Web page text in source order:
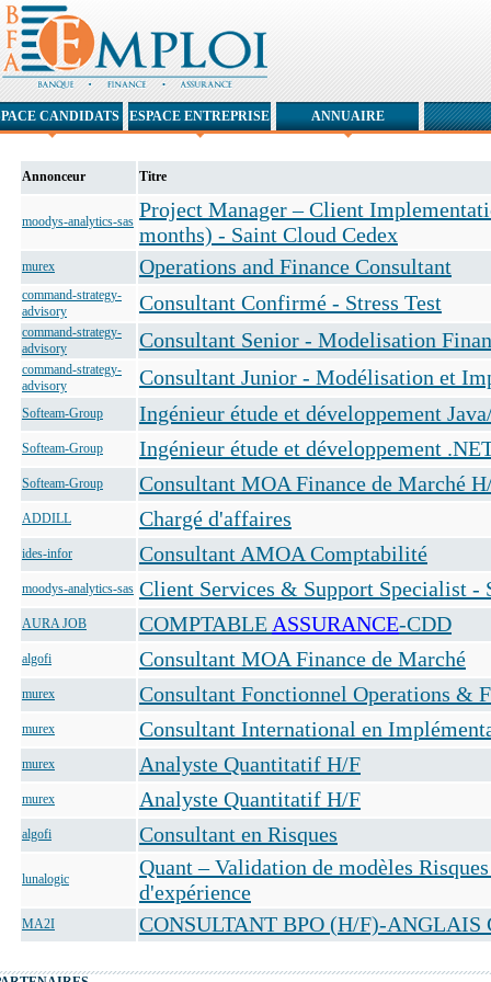
Annonceur Titre
moodys-analytics-sas Project Manager – Client
months) - Saint Cloud Cedex
murex Operations and Finance Consultant
command-strategy-
advisory
Consultant Confirmé - Stress Test
command-strategy-
advisory
Consultant Senior - Modelisation
command-strategy-
advisory
Consultant Junior - Modélisation et
Softeam-Group Ingénieur étude et développement
Softeam-Group Ingénieur étude et développement
Softeam-Group Consultant MOA Finance de Marché
ADDILL Chargé d'affaires
ides-infor Consultant AMOA Comptabilité
moodys-analytics-sas Client Services & Support Specialist -
AURA JOB COMPTABLE ASSURANCE-CDD
algofi Consultant MOA Finance de Marché
murex Consultant Fonctionnel Operations &
murex Consultant International en
murex Analyste Quantitatif H/F
murex Analyste Quantitatif H/F
algofi Consultant en Risques
lunalogic
Quant – Validation de modèles
d'expérience
MA2I CONSULTANT BPO (H/F)-ANGLAIS
CANDIDATS ESPACE ENTREPRISE ANNUAIRE